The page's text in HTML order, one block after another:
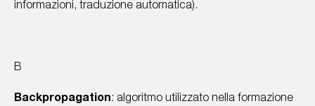
informazioni, traduzione automatica).
B
Backpropagation: algoritmo utilizzato nella formazione